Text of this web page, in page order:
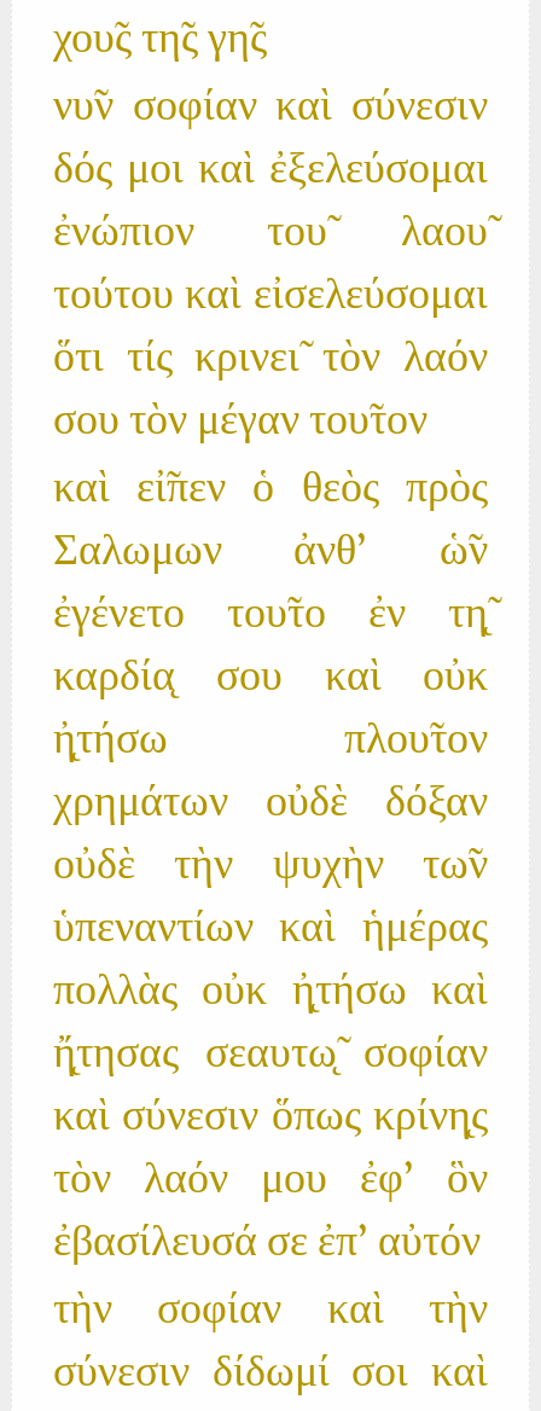
χου̃ς τη̃ς γη̃ς
νυ̃ν σοφίαν καὶ σύνεσιν
δός μοι καὶ ἐξελεύσομαι
ἐνώπιον του̃ λαου̃
τούτου καὶ εἰσελεύσομαι
ὅτι τίς κρινει̃ τὸν λαόν
σου τὸν μέγαν του̃τον
καὶ εἰ̃πεν ὁ θεὸς πρὸς
Σαλωμων ἀνθ' ὡ̃ν
ἐγένετο του̃το ἐν τη̨̃
καρδία̨ σου καὶ οὐκ
ἠ̨τήσω πλου̃τον
χρημάτων οὐδὲ δόξαν
οὐδὲ τὴν ψυχὴν τω̃ν
ὑπεναντίων καὶ ἡμέρας
πολλὰς οὐκ ἠ̨τήσω καὶ
ἤ̨τησας σεαυτω̨̃ σοφίαν
καὶ σύνεσιν ὅπως κρίνη̨ς
τὸν λαόν μου ἐφ' ὃν
ἐβασίλευσά σε ἐπ' αὐτόν
τὴν σοφίαν καὶ τὴν
σύνεσιν δίδωμί σοι καὶ